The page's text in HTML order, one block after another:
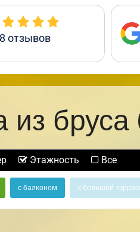
отзывов
бруса
Этажность Все
с балконом с большой